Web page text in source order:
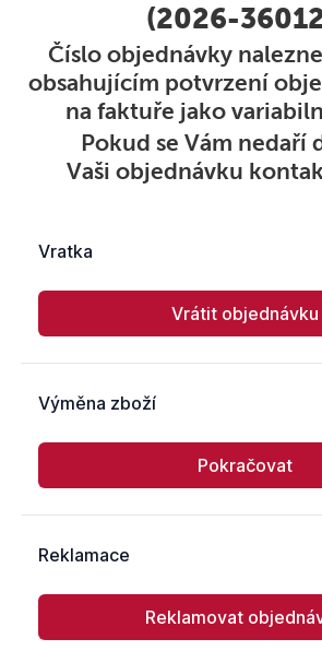
(2026-
Číslo objednávky
obsahujícím potvrzení
na faktuře jako
Pokud se Vám nedaří
Vaši objednávku